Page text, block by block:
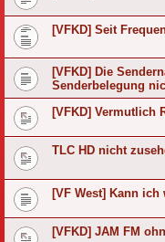
[VFKD] Seit
[VFKD] Die
Senderbelegung
[VFKD] Vermutlich
TLC HD nicht
[VF West] Kann
[VFKD] JAM FM